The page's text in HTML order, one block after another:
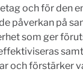
och för den
påverkan på
som ger
och förstärker